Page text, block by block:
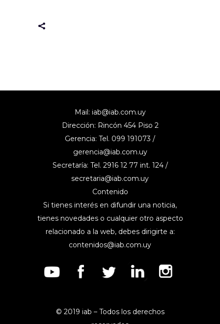
Mail: iab@iab.com.uy
Dirección: Rincón 454 Piso 2
Gerencia: Tel. 099 191073 /
gerencia@iab.com.uy
Secretaría: Tel. 2916 12 77 int. 124 /
secretaria@iab.com.uy
Contenido
Si tienes interés en difundir una noticia,
tienes novedades o cualquier otro aspecto
relacionado a la web, debes dirigirte a:
contenidos@iab.com.uy
© 2019 iab – Todos los derechos